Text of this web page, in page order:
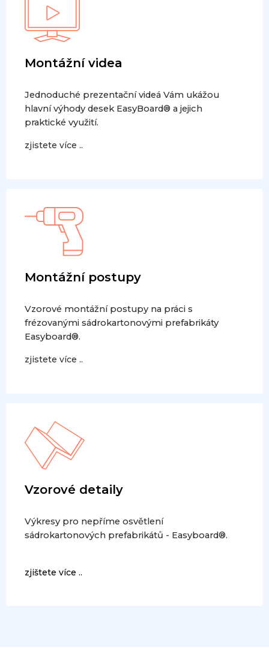
Montážní videa
Jednoduché prezentační videá Vám ukážou
hlavní výhody desek EasyBoard® a jejich
praktické využití.
zjistete více ..
Montážní postupy
Vzorové montážní postupy na práci s
frézovanými sádrokartonovými prefabrikáty
Easyboard®.
zjistete více ..
Vzorové detaily
Výkresy pro nepříme osvětlení
sádrokartonových prefabrikátů - Easyboard®.
zjištete více ..